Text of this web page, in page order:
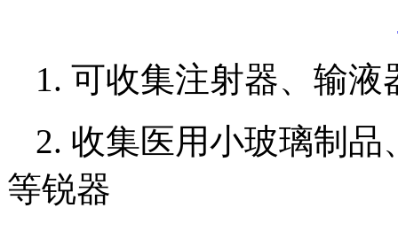
1. 可收集注射器、输
2. 收集医用小玻璃制
等锐器